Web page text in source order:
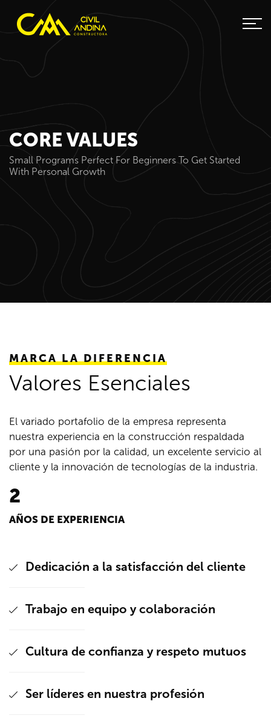
CORE VALUES
Small Programs Perfect For Beginners To Get Started
With Personal Growth
MARCA LA DIFERENCIA
Valores Esenciales
El variado portafolio de la empresa representa
nuestra experiencia en la construcción respaldada
por una pasión por la calidad, un excelente servicio al
cliente y la innovación de tecnologías de la industria.
2
AÑOS DE EXPERIENCIA
Dedicación a la satisfacción del cliente
Trabajo en equipo y colaboración
Cultura de confianza y respeto mutuos
Ser líderes en nuestra profesión